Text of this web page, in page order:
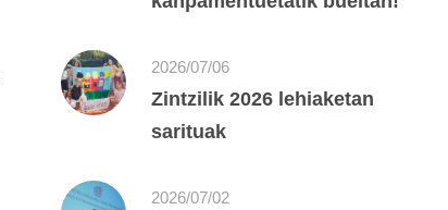
2026/07/06
Zintzilik 2026 lehiaketan
sarituak
2026/07/02